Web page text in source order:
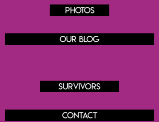
Photos
Our blog
Survivors
Contact